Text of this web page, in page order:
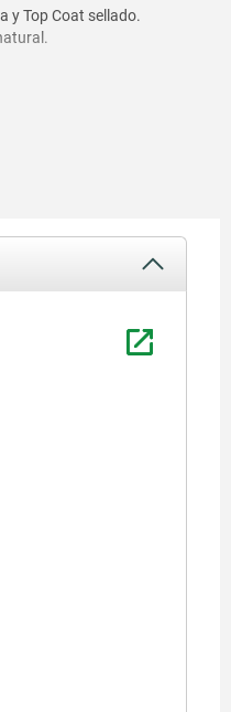
y Top Coat sellado.